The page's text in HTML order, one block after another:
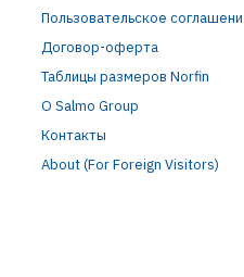
Пользовательское
Договор-оферта
Таблицы размеров Norfin
О Salmo Group
Контакты
About (For Foreign Visitors)